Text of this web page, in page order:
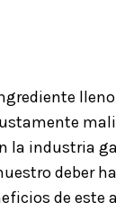
la industria
deber
de este